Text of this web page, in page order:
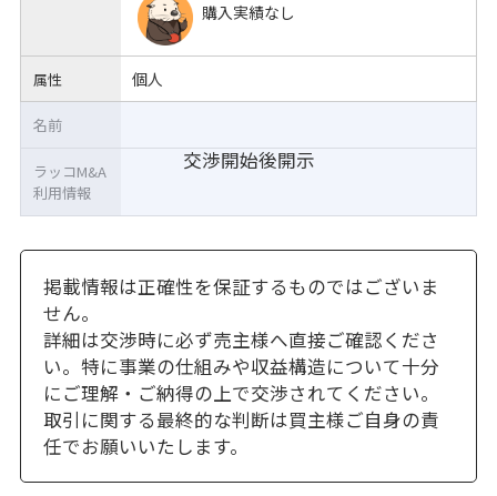
購入実績なし
属性 個人
交渉開始後開示
名前
ラッコM&A
利用情報
掲載情報は正確性を保証するものではございま
せん。
詳細は交渉時に必ず売主様へ直接ご確認くださ
い。特に事業の仕組みや収益構造について十分
にご理解・ご納得の上で交渉されてください。
取引に関する最終的な判断は買主様ご自身の責
任でお願いいたします。